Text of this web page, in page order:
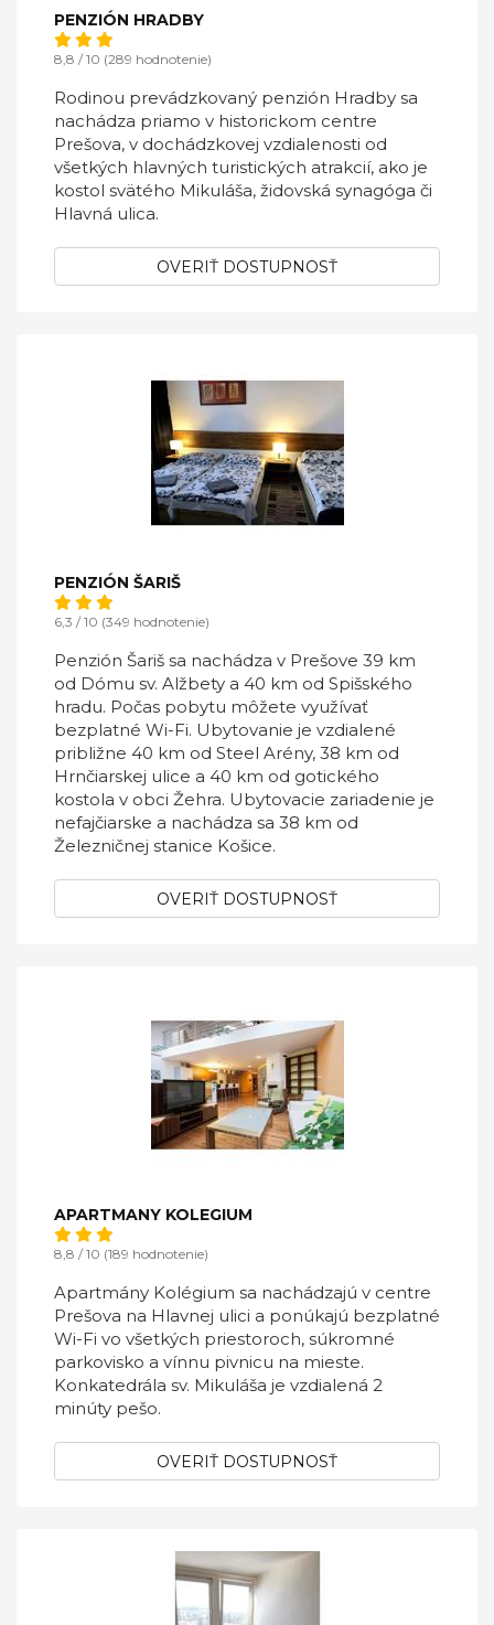
PENZIÓN HRADBY
8,8 / 10 (289 hodnotenie)
Rodinou prevádzkovaný penzión Hradby sa
nachádza priamo v historickom centre
Prešova, v dochádzkovej vzdialenosti od
všetkých hlavných turistických atrakcií, ako je
kostol svätého Mikuláša, židovská synagóga či
Hlavná ulica.
OVERIŤ DOSTUPNOSŤ
PENZIÓN ŠARIŠ
6,3 / 10 (349 hodnotenie)
Penzión Šariš sa nachádza v Prešove 39 km
od Dómu sv. Alžbety a 40 km od Spišského
hradu. Počas pobytu môžete využívať
bezplatné Wi-Fi. Ubytovanie je vzdialené
približne 40 km od Steel Arény, 38 km od
Hrnčiarskej ulice a 40 km od gotického
kostola v obci Žehra. Ubytovacie zariadenie je
nefajčiarske a nachádza sa 38 km od
Železničnej stanice Košice.
OVERIŤ DOSTUPNOSŤ
APARTMANY KOLEGIUM
8,8 / 10 (189 hodnotenie)
Apartmány Kolégium sa nachádzajú v centre
Prešova na Hlavnej ulici a ponúkajú bezplatné
Wi-Fi vo všetkých priestoroch, súkromné
parkovisko a vínnu pivnicu na mieste.
Konkatedrála sv. Mikuláša je vzdialená 2
minúty pešo.
OVERIŤ DOSTUPNOSŤ